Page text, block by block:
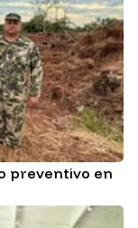
preventivo en